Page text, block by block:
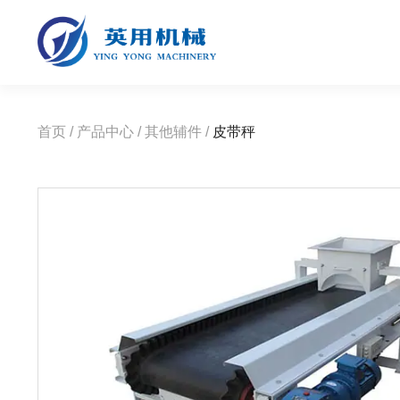
首页 / 产品中心 /其他辅件 / 皮带秤